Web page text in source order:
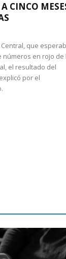
CINCO
que
números en rojo de
el resultado del
por el